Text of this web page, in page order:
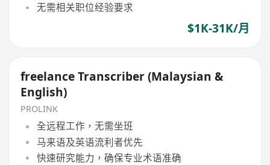
无需相关职位经验要求
$1K-31K/月
freelance Transcriber (Malaysian &
English)
PROLINK
全远程工作，无需坐班
马来语及英语流利者优先
快速研究能力，确保专业术语准确